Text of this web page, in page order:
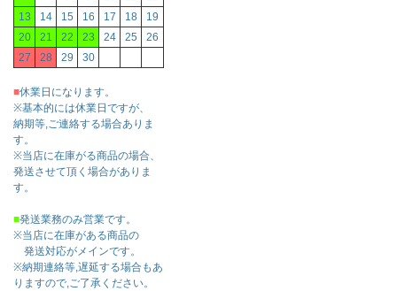
13
14 15 16 17 18
19
20
21 22 23 24 25
26
27
28 29 30
■休業日になります。
※基本的には休業日ですが、
納期等,ご連絡する場合ありま
す。
※当店に在庫がる商品の場合、
発送させて頂く場合がありま
す。
■発送業務のみ営業です。
※当店に在庫がある商品の
発送対応がメインです。
※納期連絡等,遅延する場合もあ
りますので,ご了承ください。